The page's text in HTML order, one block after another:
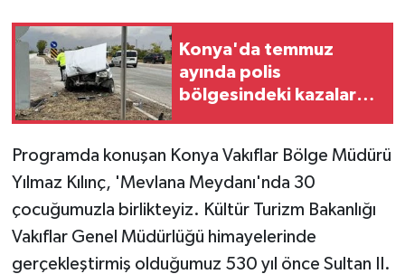
Konya'da temmuz
ayında polis
bölgesindeki kazalarda
Programda konuşan Konya Vakıflar Bölge Müdürü
Yılmaz Kılınç, 'Mevlana Meydanı'nda 30
çocuğumuzla birlikteyiz. Kültür Turizm Bakanlığı
Vakıflar Genel Müdürlüğü himayelerinde
gerçekleştirmiş olduğumuz 530 yıl önce Sultan II.
Kadın
KÜLTÜR SANAT
MAGAZİN
Otomobil
POLİTİKA
Sağlık